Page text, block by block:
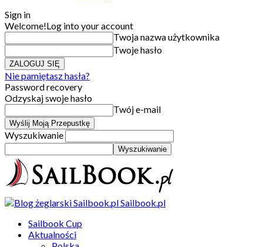
Sign in
Welcome!Log into your account
Twoja nazwa użytkownika
Twoje hasło
Nie pamiętasz hasła?
Password recovery
Odzyskaj swoje hasło
Twój e-mail
Wyszukiwanie
Sailbook.pl
Sailbook Cup
Aktualności